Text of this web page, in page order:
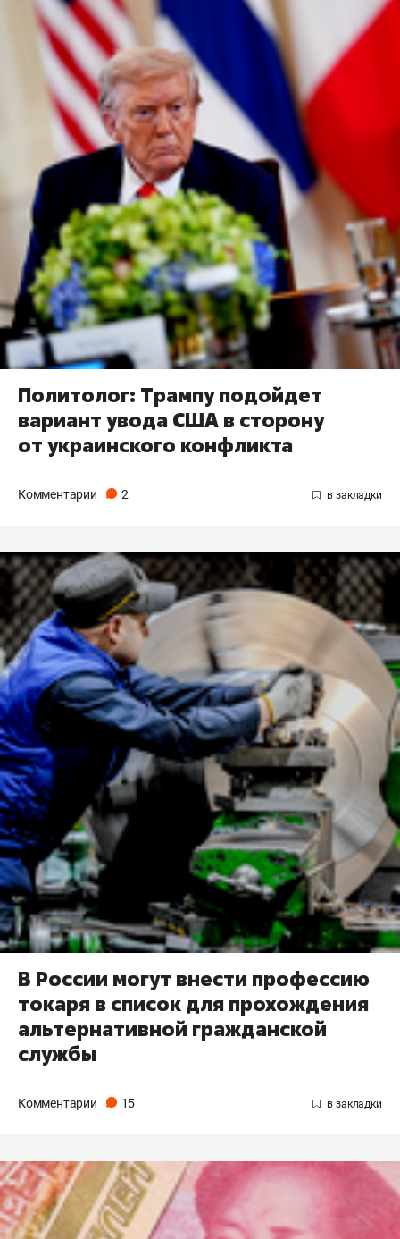
Политолог: Трампу подойдет
вариант увода США в сторону
от украинского конфликта
Комментарии 2
В России могут внести профессию
токаря в список для прохождения
альтернативной гражданской
службы
Комментарии 15